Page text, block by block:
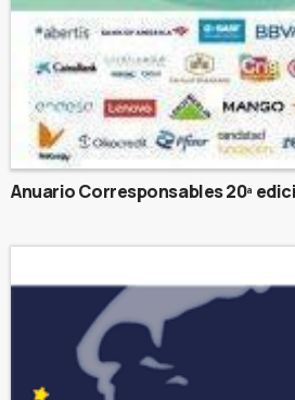
Anuario Corresponsables 20ª